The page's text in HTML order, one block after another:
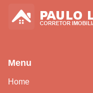
Menu
Home